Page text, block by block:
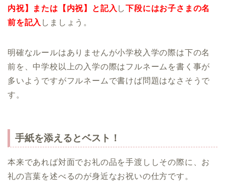
内祝】または【内祝】と記入 し下段にはお子さまの名
前を記入 しましょう。
明確なルールはありませんが小学校入学の際は下の名
前を、中学校以上の入学の際はフルネームを書く事が
多いようですがフルネームで書けば問題はなさそうで
す。
手紙を添えるとベスト！
本来であれば対面でお礼の品を手渡ししその際に、お
礼の言葉を述べるのが身近なお祝いの仕方です。